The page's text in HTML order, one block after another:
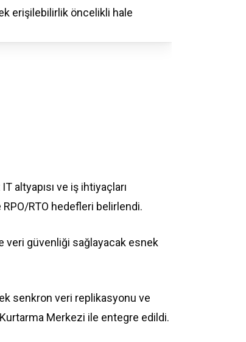
erişilebilirlik öncelikli hale
altyapısı ve iş ihtiyaçları
RTO hedefleri belirlendi.
veri güvenliği sağlayacak esnek
senkron veri replikasyonu ve
Merkezi ile entegre edildi.